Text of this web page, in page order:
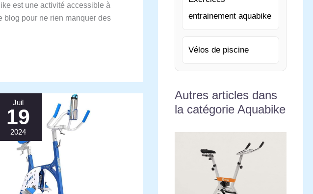
est une activité accessible à
blog pour ne rien manquer des
Juil
19
2024
entrainement aquabike
Vélos de piscine
Autres articles dans
la catégorie Aquabike